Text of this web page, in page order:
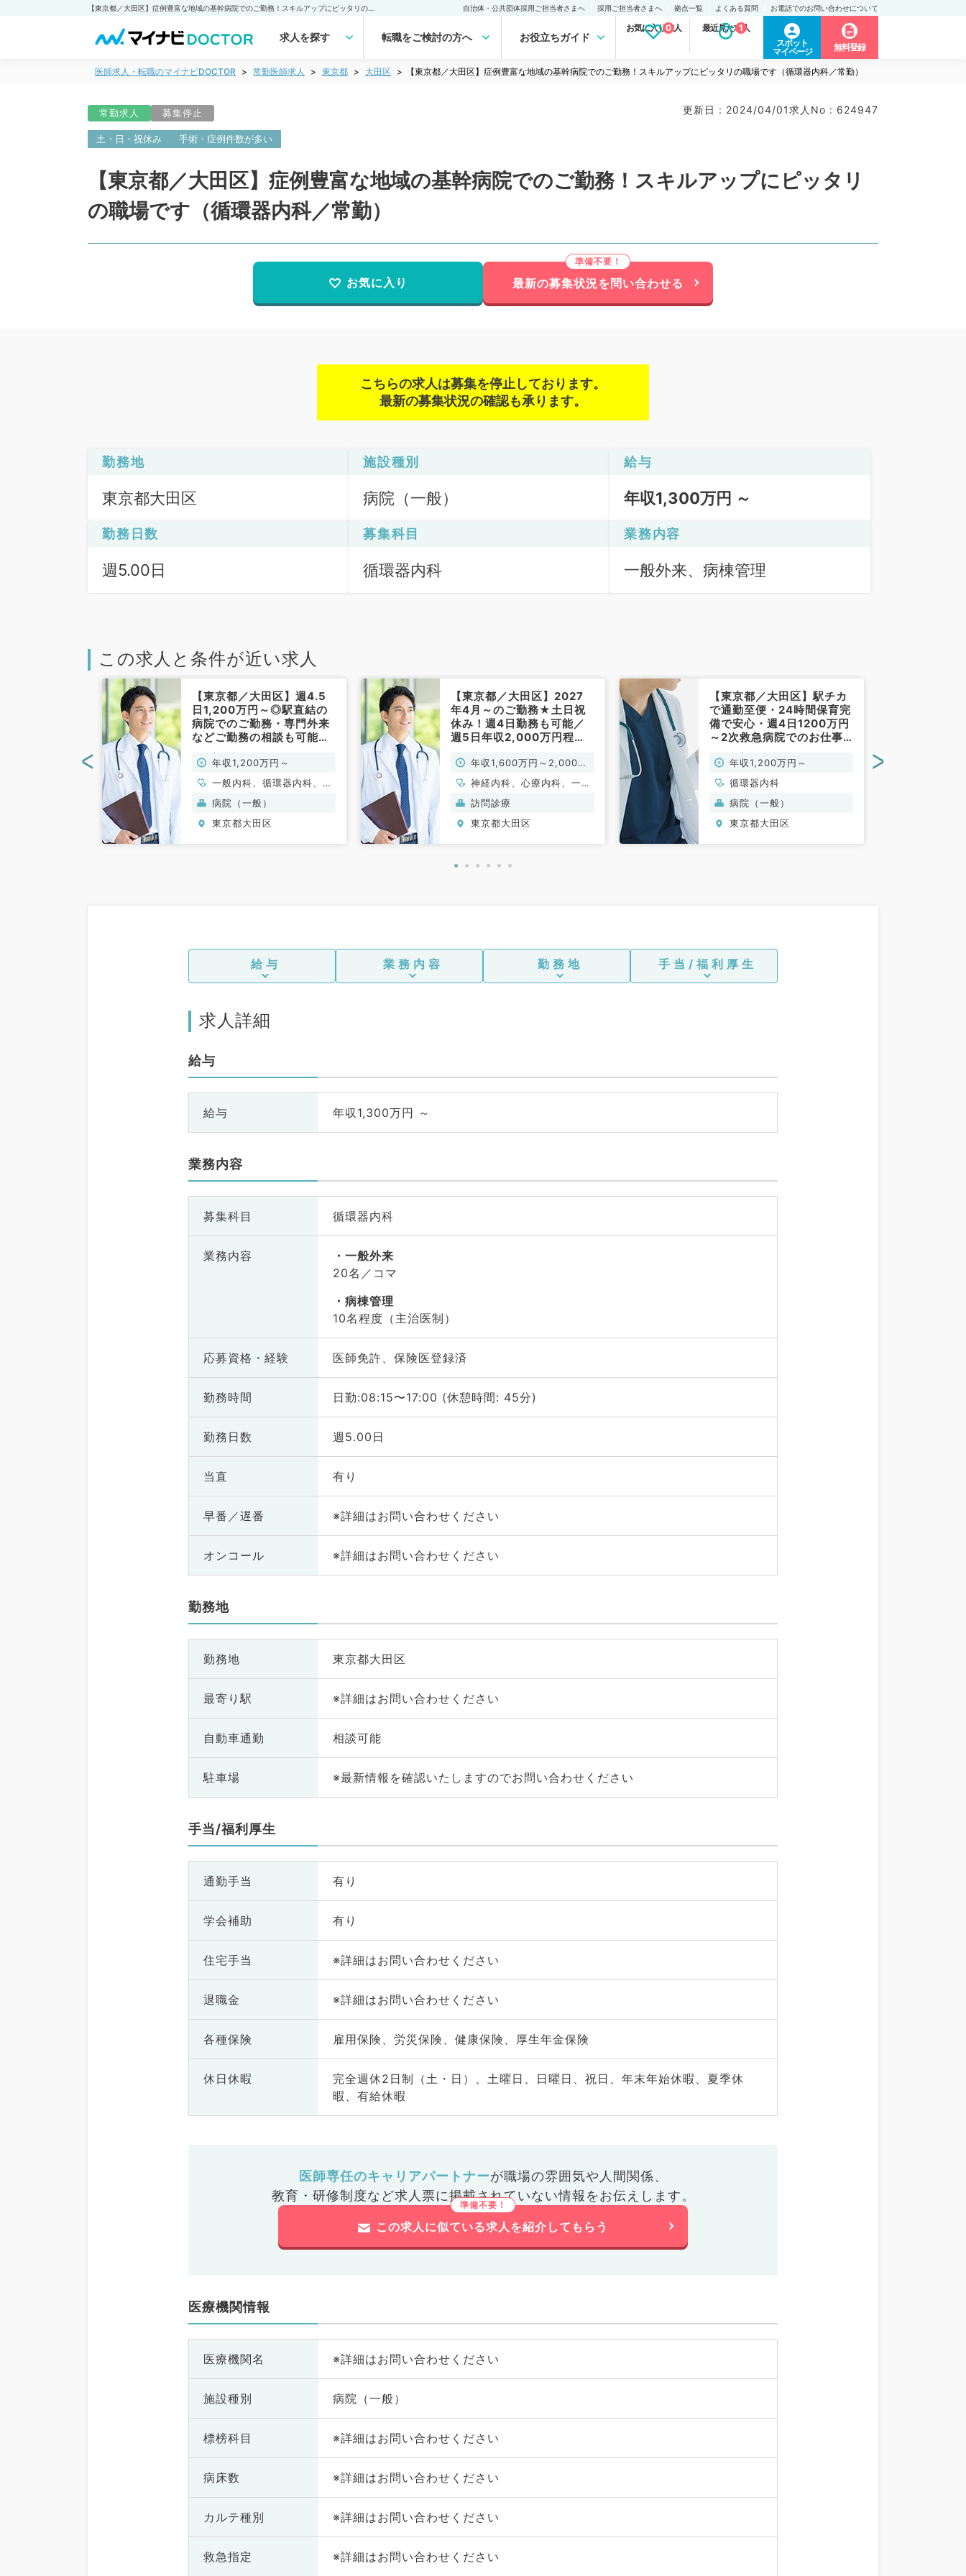
自治体・公共団体採用ご担当者さまへ 採用ご担当者さまへ 拠点一覧 よくある質問 お電話でのお問い合わせについて
求人を探す 転職をご検討の方へ お役立ちガイド
お気に入り求人
0 最近見た求人
1
スポット
マイページ
無料登録
医師求人・転職のマイナビDOCTOR 常勤医師求人 東京都 大田区 【東京都／大田区】症例豊富な地域の基幹病院でのご勤務！スキルアップにピッタリの職場です（循環器内科／常勤）
常勤求人 募集停止 更新日 : 2024/04/01求人No : 624947
土・日・祝休み 手術・症例件数が多い
【東京都／大田区】症例豊富な地域の基幹病院でのご勤務！スキルアップにピッタリ
の職場です（循環器内科／常勤）
お気に入り 最新の募集状況を問い合わせる
こちらの求人は募集を停止しております。
最新の募集状況の確認も承ります。
勤務地
東京都大田区
施設種別
病院（一般）
給与
年収1,300万円 ～
勤務日数
週5.00日
募集科目
循環器内科
業務内容
一般外来、病棟管理
この求人と条件が近い求人
【東京都／大田区】週4.5
日1,200万円～◎駅直結の
病院でのご勤務・専門外来
などご勤務の相談も可能で
年収1,200万円～
一般内科、循環器内科、呼
吸器内科、消化器内科、腎
臓内科
病院（一般）
東京都大田区
【東京都／大田区】2027
年4月～のご勤務★土日祝
休み！週4日勤務も可能／
週5日年収2,000万円程度
科系／常勤）
年収1,600万円～2,000万
円
神経内科、心療内科、一般
内科、循環器内科、呼吸器
内科、消化器内科、内分
泌・代謝内科、腎臓内科、
訪問診療
東京都大田区
【東京都／大田区】駅チカ
で通勤至便・24時間保育完
備で安心・週4日1200万円
～2次救急病院でのお仕事
年収1,200万円～
循環器内科
病院（一般）
東京都大田区
< >
給与 業務内容 勤務地 手当/福利厚生
求人詳細
給与
給与 年収1,300万円 ～
業務内容
募集科目 循環器内科
業務内容
一般外来
20名／コマ
病棟管理
10名程度（主治医制）
応募資格・ 経験 医師免許、保険医登録済
勤務時間 日勤:08:15〜17:00 (休憩時間: 45分)
勤務日数 週5.00日
当直 有り
早番／遅番 ※詳細はお問い合わせください
オンコール ※詳細はお問い合わせください
勤務地
勤務地 東京都大田区
最寄り駅 ※詳細はお問い合わせください
自動車通勤 相談可能
駐車場 ※最新情報を確認いたしますのでお問い合わせください
手当/福利厚生
通勤手当 有り
学会補助 有り
住宅手当 ※詳細はお問い合わせください
退職金 ※詳細はお問い合わせください
各種保険 雇用保険、労災保険、健康保険、厚生年金保険
休日休暇
完全週休2日制（土・日）、土曜日、日曜日、祝日、年末年始休暇、夏季休
暇、有給休暇
医師専任のキャリアパートナーが職場の雰囲気や人間関係、
教育・研修制度など求人票に掲載されていない情報をお伝えします。
この求人に似ている求人を紹介してもらう
医療機関情報
医療機関名 ※詳細はお問い合わせください
施設種別 病院（一般）
標榜科目 ※詳細はお問い合わせください
病床数 ※詳細はお問い合わせください
カルテ種別 ※詳細はお問い合わせください
救急指定 ※詳細はお問い合わせください